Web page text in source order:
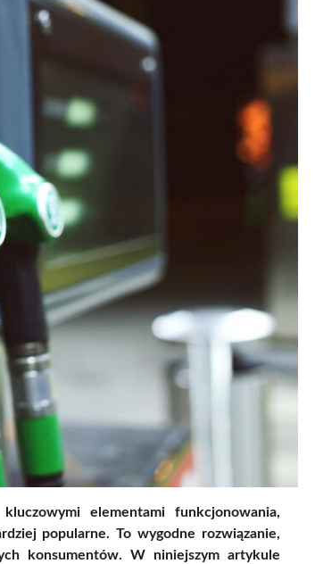
elementami funkcjonowania,
popularne. To wygodne rozwiązanie,
konsumentów. W niniejszym artykule